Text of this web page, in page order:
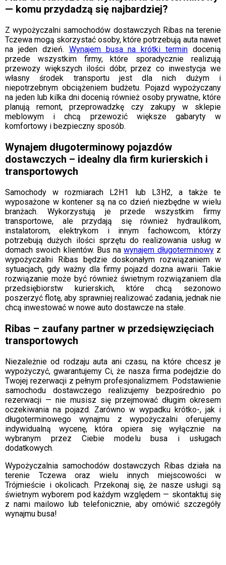
— komu przydadzą się najbardziej?
Z wypożyczalni samochodów dostawczych Ribas na terenie
Tczewa mogą skorzystać osoby, które potrzebują auta nawet
na jeden dzień. Wynajem busa na krótki termin docenią
przede wszystkim firmy, które sporadycznie realizują
przewozy większych ilości dóbr, przez co inwestycja we
własny środek transportu jest dla nich dużym i
niepotrzebnym obciążeniem budżetu. Pojazd wypożyczany
na jeden lub kilka dni docenią również osoby prywatne, które
planują remont, przeprowadzkę czy zakupy w sklepie
meblowym i chcą przewozić większe gabaryty w
komfortowy i bezpieczny sposób.
Wynajem długoterminowy pojazdów
dostawczych – idealny dla firm kurierskich i
transportowych
Samochody w rozmiarach L2H1 lub L3H2, a także te
wyposażone w kontener są na co dzień niezbędne w wielu
branżach. Wykorzystują je przede wszystkim firmy
transportowe, ale przydają się również hydraulikom,
instalatorom, elektrykom i innym fachowcom, którzy
potrzebują dużych ilości sprzętu do realizowania usług w
domach swoich klientów. Bus nawynajem długoterminowyz
wypożyczalni Ribas będzie doskonałym rozwiązaniem w
sytuacjach, gdy ważny dla firmy pojazd dozna awarii. Takie
rozwiązanie może być również świetnym rozwiązaniem dla
przedsiębiorstw kurierskich, które chcą sezonowo
poszerzyć flotę, aby sprawniej realizować zadania, jednak nie
chcą inwestować w nowe auto dostawcze na stałe.
Ribas – zaufany partner w przedsięwzięciach
transportowych
Niezależnie od rodzaju auta ani czasu, na które chcesz je
wypożyczyć, gwarantujemy Ci, że nasza firma podejdzie do
Twojej rezerwacji z pełnym profesjonalizmem. Podstawienie
samochodu dostawczego realizujemy bezpośrednio po
rezerwacji — nie musisz się przejmować długim okresem
oczekiwania na pojazd. Zarówno w wypadku krótko-, jak i
długoterminowego wynajmu z wypożyczalni oferujemy
indywidualną wycenę, która opiera się wyłącznie na
wybranym przez Ciebie modelu busa i usługach
dodatkowych.
Wypożyczalnia samochodów dostawczych Ribas działa na
terenie Tczewa oraz wielu innych miejscowości w
Trójmieście i okolicach. Przekonaj się, że nasze usługi są
świetnym wyborem pod każdym względem — skontaktuj się
z nami mailowo lub telefonicznie, aby omówić szczegóły
wynajmu busa!